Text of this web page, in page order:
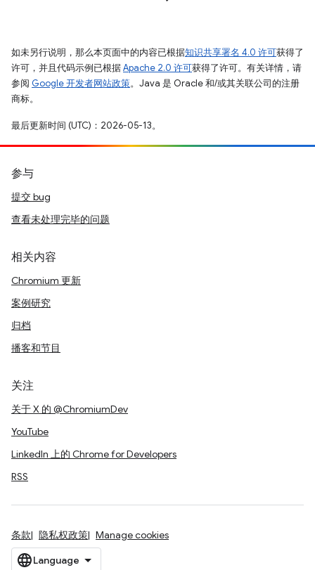
如未另行说明，那么本页面中的内容已根据知识共享署名 4.0 许可获得了
许可，并且代码示例已根据Apache 2.0 许可获得了许可。有关详情，请
参阅 Google 开发者网站政策。Java 是 Oracle 和/或其关联公司的注册
商标。
最后更新时间 (UTC)：2026-05-13。
参与
提交 bug
查看未处理完毕的问题
相关内容
Chromium 更新
案例研究
归档
播客和节目
关注
关于 X 的 @ChromiumDev
YouTube
LinkedIn 上的 Chrome for Developers
RSS
条款 隐私权政策 Manage cookies